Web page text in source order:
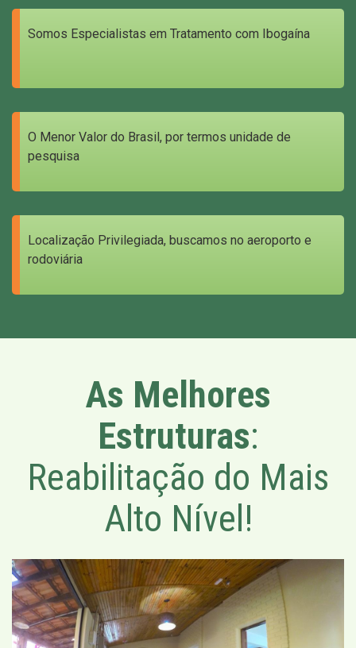
Somos Especialistas em Tratamento com Ibogaína
O Menor Valor do Brasil, por termos unidade de
pesquisa
Localização Privilegiada, buscamos no aeroporto e
rodoviária
As Melhores
Estruturas:
Reabilitação do Mais
Alto Nível!